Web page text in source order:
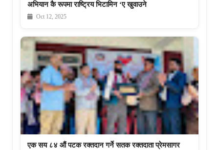
अभियान कै रूपमा राष्ट्रिय भिटामिन ‘ए खुवाउने
Oct 12, 2025
एक सय ८४ औं पटक रक्तदान गर्ने सतक रक्तदाता प्रेमसागर